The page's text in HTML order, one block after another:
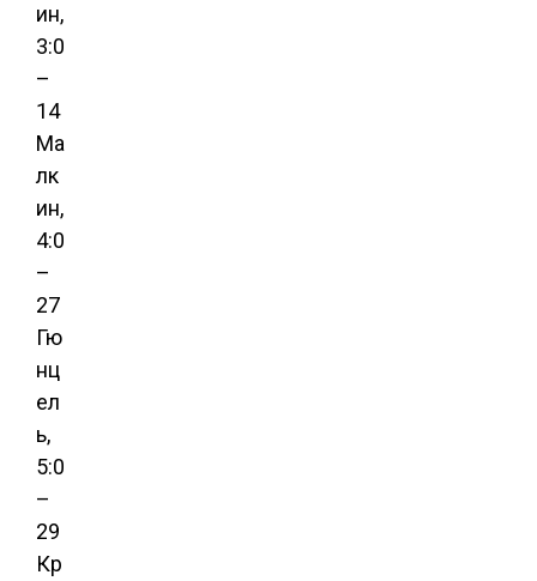
ин,
3:0
–
14
Ма
лк
ин,
4:0
–
27
Гю
нц
ел
ь,
5:0
–
29
Кр